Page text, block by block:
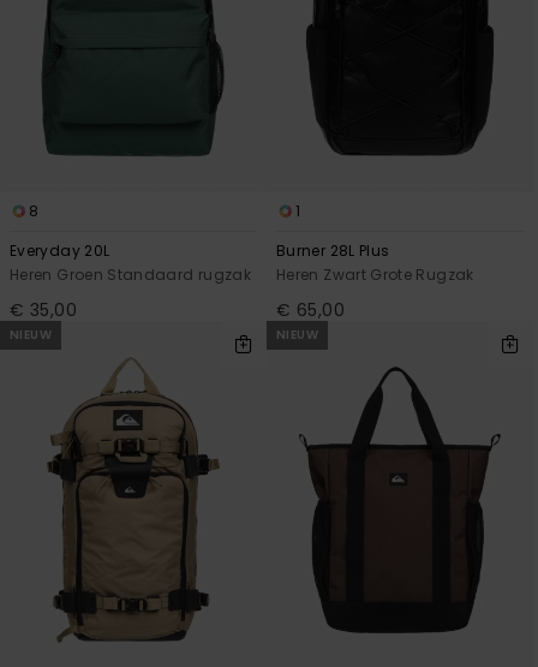
8
Everyday 20L
Heren Groen Standaard rugzak
€ 35,00
1
Burner 28L Plus
Heren Zwart Grote Rugzak
€ 65,00
NIEUW NIEUW